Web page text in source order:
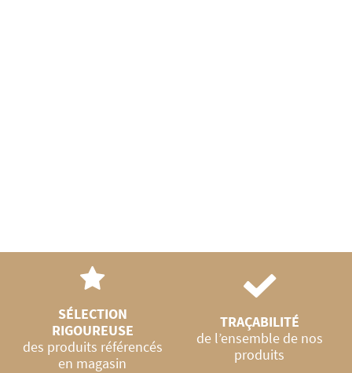
SÉLECTION
RIGOUREUSE
des produits référencés
en magasin
TRAÇABILITÉ
de l’ensemble de nos
produits